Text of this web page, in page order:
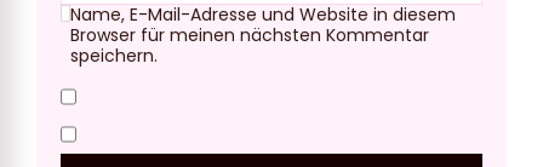
Name, E-Mail-Adresse und Website in diesem
Browser für meinen nächsten Kommentar
speichern.